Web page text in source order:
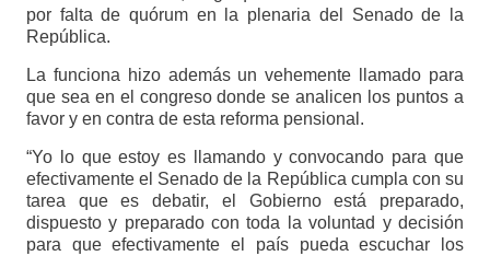
por falta de quórum en la plenaria del Senado de la
República.
La funciona hizo además un vehemente llamado para
que sea en el congreso donde se analicen los puntos a
favor y en contra de esta reforma pensional.
“Yo lo que estoy es llamando y convocando para que
efectivamente el Senado de la República cumpla con su
tarea que es debatir, el Gobierno está preparado,
dispuesto y preparado con toda la voluntad y decisión
para que efectivamente el país pueda escuchar los